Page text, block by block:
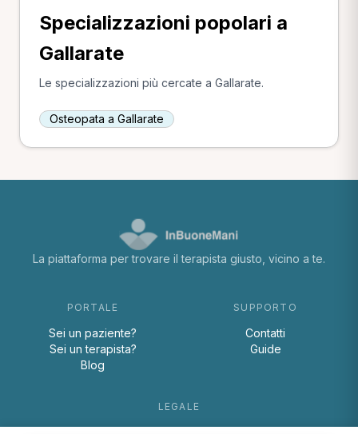
Specializzazioni popolari a
Gallarate
Le specializzazioni più cercate a Gallarate.
Osteopata a Gallarate
La piattaforma per trovare il terapista giusto, vicino a te.
PORTALE
Sei un paziente?
Sei un terapista?
Blog
SUPPORTO
Contatti
Guide
LEGALE